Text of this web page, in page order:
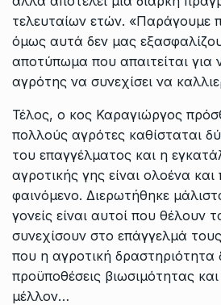
τελευταίων ετών. «Παράγουμε
όμως αυτά δεν μας
αποτύπωμα που απαιτείται για
αγρότης να συνεχίσει να
Τέλος, ο κος Καραγιώργος
πολλούς αγρότες καθίσταται
του επαγγέλματος και η
αγροτικής γης είναι ολοένα και
φαινόμενο. Διερωτήθηκε
γονείς είναι αυτοί που θέλουν
συνεχίσουν στο επάγγελμά
που η αγροτική δραστηριότητα
προϋποθέσεις βιωσιμότητας
μέλλον…